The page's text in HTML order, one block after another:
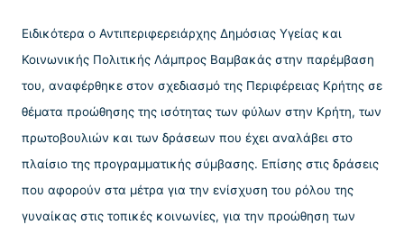
Ειδικότερα ο Αντιπεριφερειάρχης Δημόσιας Υγείας και
Κοινωνικής Πολιτικής Λάμπρος Βαμβακάς στην παρέμβαση
του, αναφέρθηκε στον σχεδιασμό της Περιφέρειας Κρήτης σε
θέματα προώθησης της ισότητας των φύλων στην Κρήτη, των
πρωτοβουλιών και των δράσεων που έχει αναλάβει στο
πλαίσιο της προγραμματικής σύμβασης. Επίσης στις δράσεις
που αφορούν στα μέτρα για την ενίσχυση του ρόλου της
γυναίκας στις τοπικές κοινωνίες, για την προώθηση των